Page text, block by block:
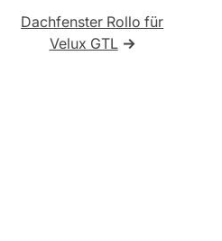
Dachfenster Rollo für
Velux GTL→